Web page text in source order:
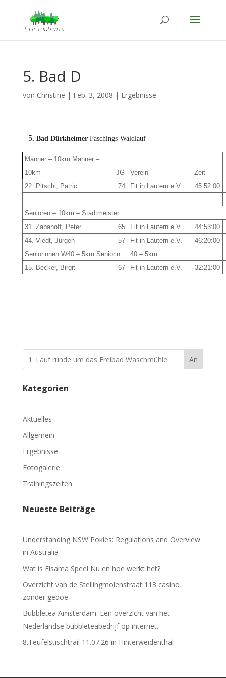
5. Bad D
von Christine | Feb. 3, 2008 | Ergebnisse
5. Bad Dürkheimer Faschings-Waldlauf
Männer – 10km Männer –
10km
JG Verein
Zeit
22. Pitschi, Patric
74 Fit in Lautern e.V 45:52:00
Senioren – 10km – Stadtmeister
31. Zabanoff, Peter
65 Fit in Lautern e.V.
44:53:00
44. Viedt, Jürgen
57 Fit in Lautern e.V.
46:20:00
Seniorinnen W40 – 5km Seniorin
40 – 5km
15. Becker, Birgit
67 Fit in Lautern e.V. 32:21:00
An
Kategorien
Aktuelles
Allgemein
Ergebnisse
Fotogalerie
Trainingszeiten
Neueste Beiträge
Understanding NSW Pokies: Regulations and Overview
in Australia
Wat is Fisama Speel Nu en hoe werkt het?
Overzicht van de Stellingmolenstraat 113 casino
zonder gedoe.
Bubbletea Amsterdam: Een overzicht van het
Nederlandse bubbleteabedrijf op internet.
8.Teufelstischtrail 11.07.26 in Hinterweidenthal